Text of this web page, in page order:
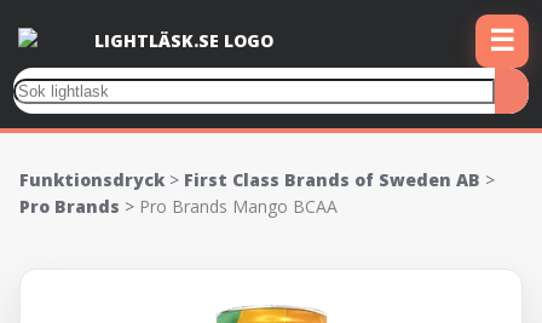
☰
Funktionsdryck > First Class Brands of Sweden AB >
Pro Brands > Pro Brands Mango BCAA